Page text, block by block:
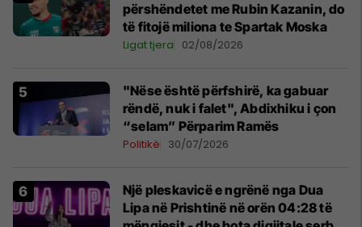
përshëndetet me Rubin Kazanin, do
të fitojë miliona te Spartak Moska
Ligat tjera 02/08/2026
"Nëse është përfshirë, ka gabuar
rëndë, nuk i falet", Abdixhiku i çon
“selam” Përparim Ramës
Politikë 30/07/2026
Një pleskavicë e ngrënë nga Dua
Lipa në Prishtinë në orën 04:28 të